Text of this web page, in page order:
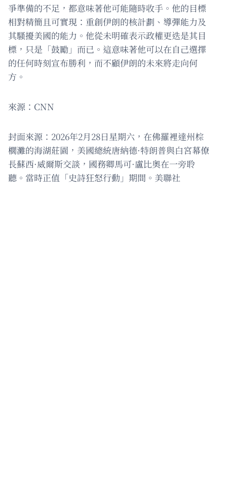
爭準備的不足，都意味著他可能隨時收手。他的目標
相對精簡且可實現：重創伊朗的核計劃、導彈能力及
其騷擾美國的能力。他從未明確表示政權更迭是其目
標，只是「鼓勵」而已。這意味著他可以在自己選擇
的任何時刻宣布勝利，而不顧伊朗的未來將走向何
方。
來源：CNN
封面來源：2026年2月28日星期六，在佛羅裡達州棕
櫚灘的海湖莊園，美國總統唐納德·特朗普與白宮幕僚
長蘇西·威爾斯交談，國務卿馬可·盧比奧在一旁聆
聽。當時正值「史詩狂怒行動」期間。美聯社